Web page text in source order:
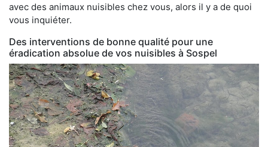
avec des animaux nuisibles chez vous, alors il y a de quoi
vous inquiéter.
Des interventions de bonne qualité pour une
éradication absolue de vos nuisibles à Sospel